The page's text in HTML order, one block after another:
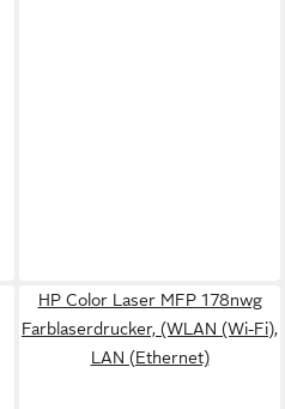
HP Color Laser MFP 178nwg
Farblaserdrucker, (WLAN (Wi-Fi),
LAN (Ethernet)